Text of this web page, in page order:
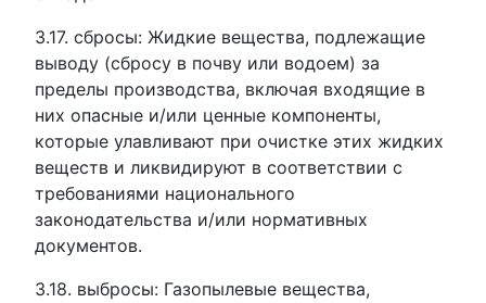
3.17. сбросы: Жидкие вещества, подлежащие
выводу (сбросу в почву или водоем) за
пределы производства, включая входящие в
них опасные и/или ценные компоненты,
которые улавливают при очистке этих жидких
веществ и ликвидируют в соответствии с
требованиями национального
законодательства и/или нормативных
документов.
3.18. выбросы: Газопылевые вещества,